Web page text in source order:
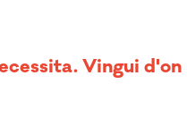
Vingui d'on